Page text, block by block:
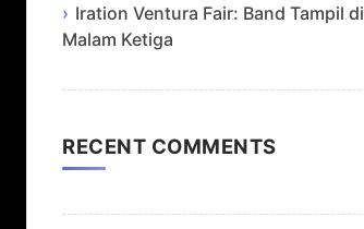
Iration Ventura Fair: Band Tampil di
Malam Ketiga
RECENT COMMENTS